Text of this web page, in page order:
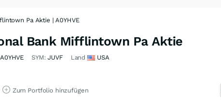
Pa Aktie | A0YHVE
Bank Mifflintown Pa Aktie
A0YHVE SYM:JUVF Land USA
Zum Portfolio hinzufügen